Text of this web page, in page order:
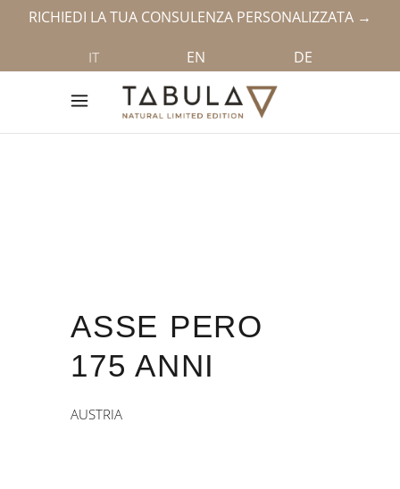
RICHIEDI LA TUA CONSULENZA PERSONALIZZATA →
IT EN DE
ASSE PERO
175 ANNI
AUSTRIA